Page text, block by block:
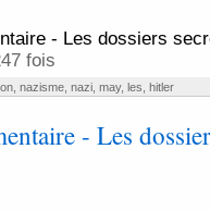
- Les dossiers
fois
, nazisme, nazi, may, les hitler
- Les